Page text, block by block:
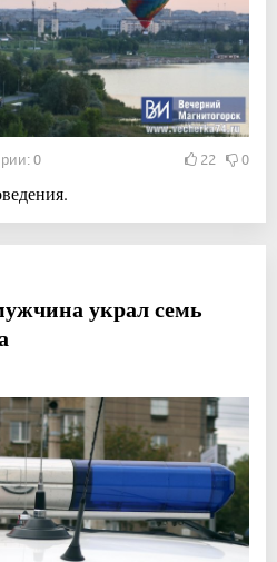
0 22 0
украл семь